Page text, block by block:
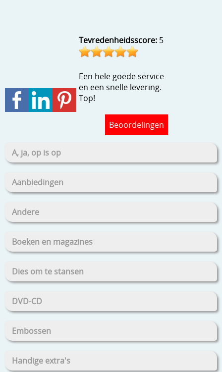
Tevredenheidsscore: 5
Een hele goede service
en een snelle levering.
Top!
Beoordelingen
A, ja, op is op
Aanbiedingen
Andere
Boeken en magazines
Dies om te stansen
DVD-CD
Embossen
Handige extra's